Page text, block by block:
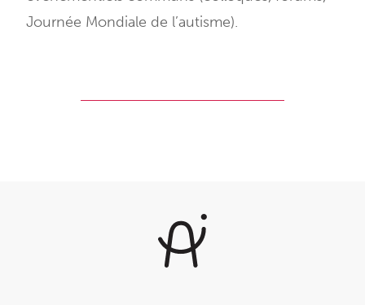
Journée Mondiale de l’autisme).